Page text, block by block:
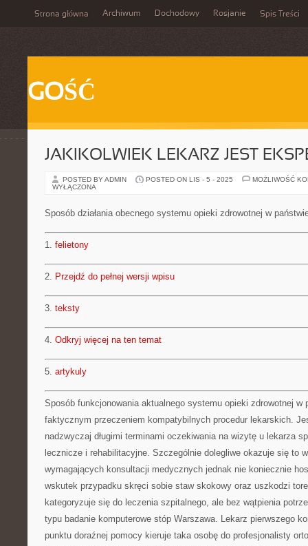
Strona główna Archiwum Dochodowy Rosjanie Spis Treści
GOŚĆ
JAKIKOLWIEK LEKARZ JEST
POSTED BY ADMIN POSTED ON LIS - 5 - 2025
MOŻLIWOŚĆ
WYŁĄCZONA
Sposób działania obecnego systemu opieki zdrowotnej w
1. felietony
2. Przejdź do pełnej wersji wpisu
3. teksty
4. Odkryj więcej na ten temat
5. artykuly
Sposób funkcjonowania aktualnego systemu opieki zdrowotnej w
faktycznym przeczeniem kompatybilnych procedur lekarskich.
nadzwyczaj długimi terminami oczekiwania na wizytę u lekarza
lecznicze i rehabilitacyjne. Szczególnie dolegliwe okazuje się to
wymagających konsultacji medycznych jednak nie koniecznie
wskutek przypadku skręci sobie staw skokowy oraz uszkodzi
kategoryzuje się do leczenia szpitalnego, ale bez wątpienia
typu badanie komputerowe stóp Warszawa. Lekarz pierwszego
punktu doraźnej pomocy kieruje taka osobę do profesjonalisty